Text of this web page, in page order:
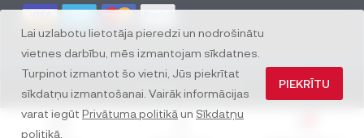
Lai uzlabotu lietotāja pieredzi un nodrošinātu
vietnes darbību, mēs izmantojam sīkdatnes.
Turpinot izmantot šo vietni, Jūs piekrītat
sīkdatņu izmantošanai. Vairāk informācijas
varat iegūt Privātuma politikā un Sīkdatņu
politikā
PIEKRĪTU
© All rights reserved